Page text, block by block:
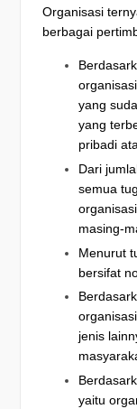
Organisasi
berbagai
yang
yang
pribadi
Dari
semua
masing-
Menurut
bersifat
jenis
yaitu